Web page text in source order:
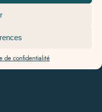
de confidentialité